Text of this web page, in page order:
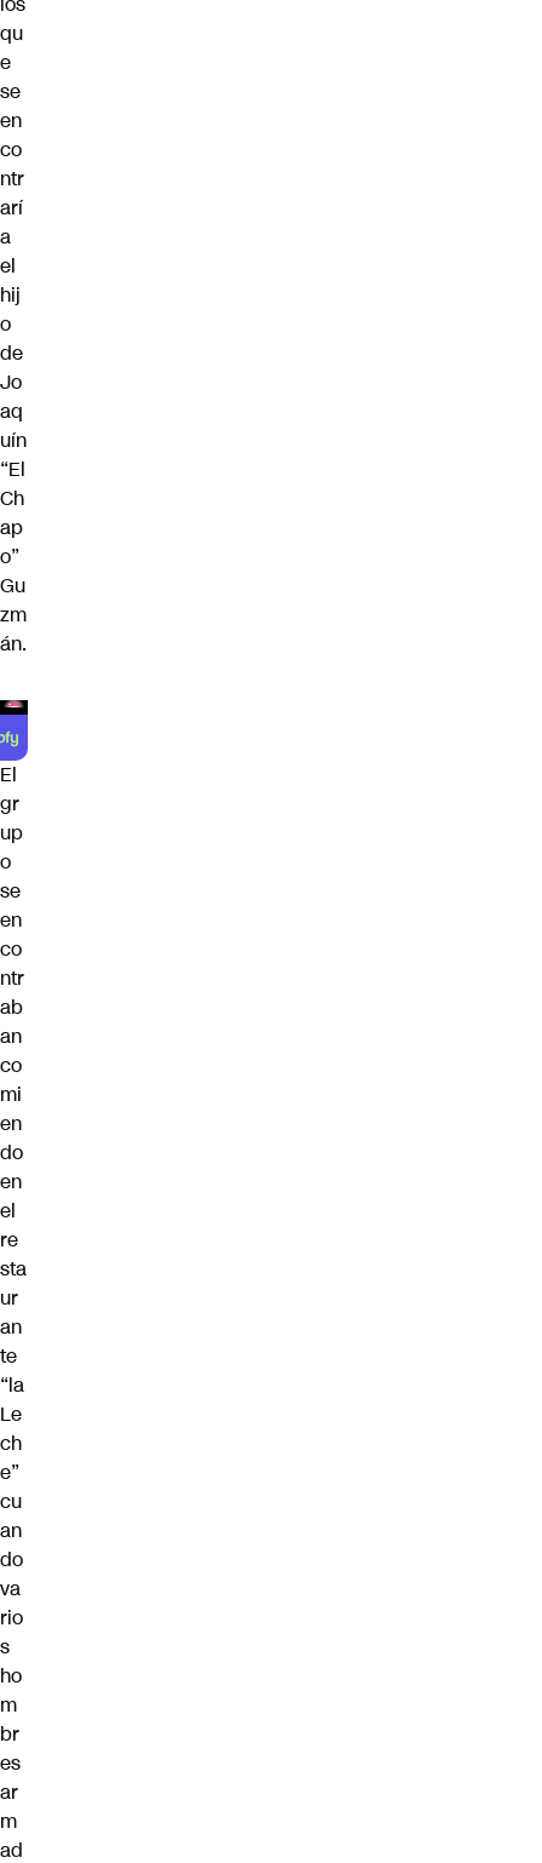
qu
e
se
en
co
ntr
arí
a
el
hij
o
de
Jo
aq
uín
“El
Ch
ap
o”
Gu
zm
án.
El
gr
up
o
se
en
co
ntr
ab
an
co
mi
en
do
en
el
re
sta
ur
an
te
“la
Le
ch
e”
cu
an
do
va
rio
s
ho
m
br
es
ar
m
ad